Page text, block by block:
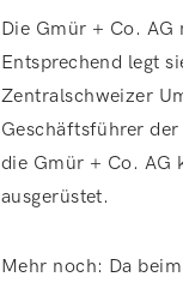
Die Gmür + Co. AG
Entsprechend legt
Zentralschweizer
Geschäftsführer
die Gmür + Co. AG
ausgerüstet.
Mehr noch: Da